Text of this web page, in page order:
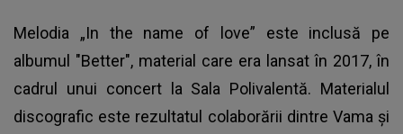
Melodia „In the name of love” este inclusă pe
albumul "Better", material care era lansat în 2017, în
cadrul unui concert la Sala Polivalentă. Materialul
discografic este rezultatul colaborării dintre Vama și